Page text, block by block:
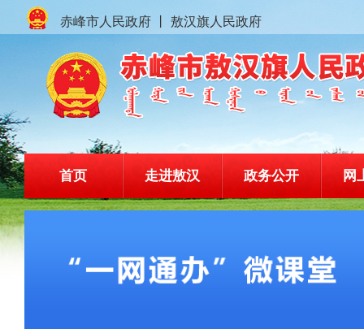
赤峰市人民政府 敖汉旗人民政府
首页 走进敖汉 政务公开 网